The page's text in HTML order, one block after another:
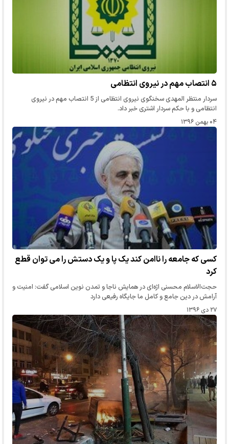
۵ انتصاب مهم در نیروی انتظامی
سردار منتظر المهدی سخنگوی نیروی انتظامی از 5 انتصاب مهم در نیروی
انتظامی و با حکم سردار اشتری خبر داد.
۰۴ بهمن ۱۳۹۶
کسی که جامعه را ناامن کند یک پا و یک دستش را می توان قطع
کرد
حجت‌الاسلام محسنی اژه‌ای در همایش ناجا و تمدن نوین اسلامی گفت: امنیت و
آرامش در دین جامع و کامل ما جایگاه رفیعی دارد
۲۷ دی ۱۳۹۶